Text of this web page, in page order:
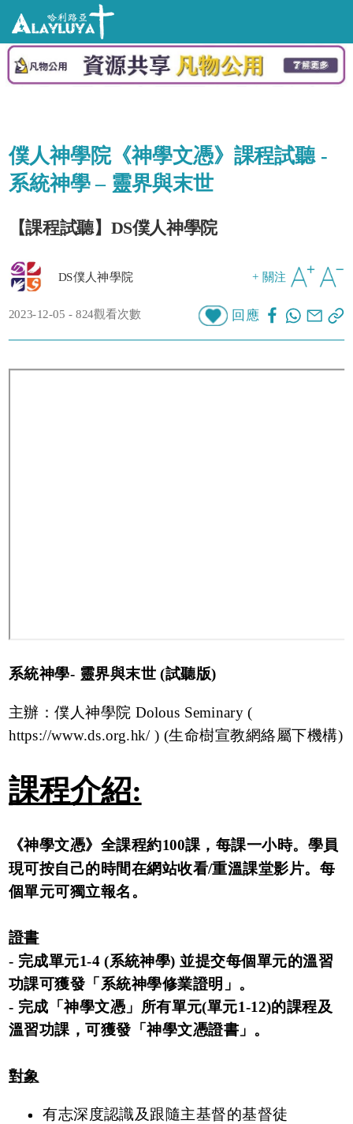
僕人神學院《神學文憑》課程試聽 -
系統神學 – 靈界與末世
【課程試聽】DS僕人神學院
+ 關注
DS僕人神學院
2023-12-05 - 824觀看次數 回應
系統神學- 靈界與末世 (試聽版)
主辦：僕人神學院 Dolous Seminary (
https://www.ds.org.hk/) (生命樹宣教網絡屬下機構)
課程介紹:
《神學文憑》全課程約100課，每課一小時。 學員
現可按自己的時間在網站收看/重溫課堂影片。每
個單元可獨立報名。
證書
- 完成單元1-4 (系統神學) 並提交每個單元的溫習
功課可獲發「系統神學修業證明」。
- 完成「神學文憑」所有單元(單元1-12)的課程及
溫習功課，可獲發「神學文憑證書」。
對象
有志深度認識及跟隨主基督的基督徒